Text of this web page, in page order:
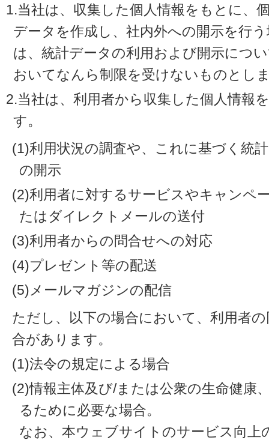
1.当社は、収集した個人情報をもとに、
データを作成し、社内外への開示を行
は、統計データの利用および開示につ
おいてなんら制限を受けないものとし
2.当社は、利用者から収集した個人情報
す。
(1)利用状況の調査や、これに基づく統
の開示
(2)利用者に対するサービスやキャンペ
たはダイレクトメールの送付
(3)利用者からの問合せへの対応
(4)プレゼント等の配送
(5)メールマガジンの配信
ただし、以下の場合において、利用者
合があります。
(1)法令の規定による場合
(2)情報主体及び/または公衆の生命健康
るために必要な場合。
なお、本ウェブサイトのサービス向上